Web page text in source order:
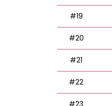
#19
#20
#21
#22